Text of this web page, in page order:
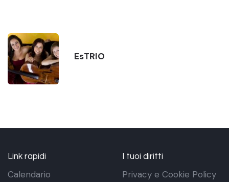
EsTRIO
Link rapidi
Calendario
I tuoi diritti
Privacy e Cookie Policy